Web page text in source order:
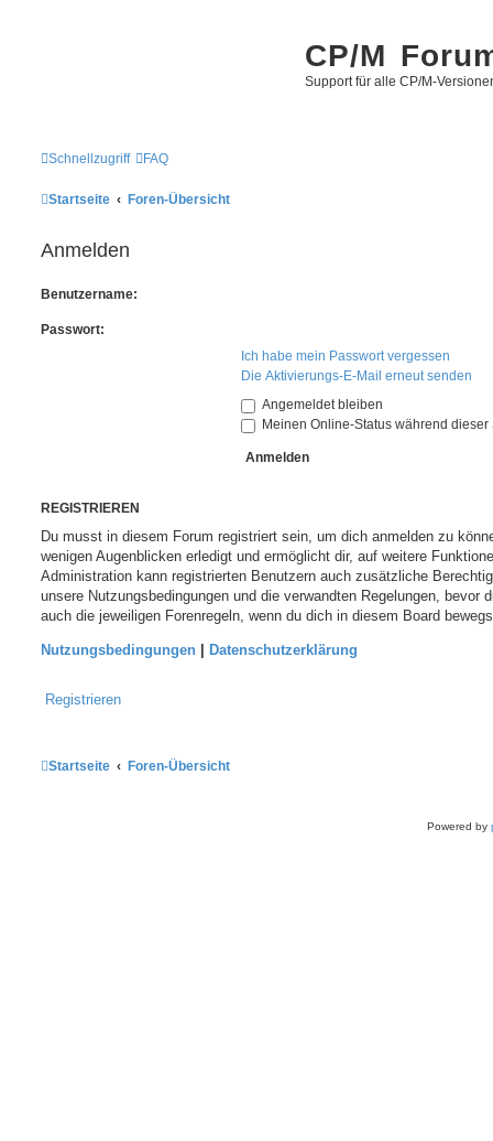
CP/M
Support für alle CP/M-
Schnellzugriff FAQ
Startseite Foren-Übersicht
Anmelden
Benutzername:
Passwort:
Ich habe mein Passwort vergessen
Die Aktivierungs-E-Mail erneut senden
Angemeldet bleiben
Meinen Online-Status während
REGISTRIEREN
Du musst in diesem Forum registriert sein, um dich anmelden zu
wenigen Augenblicken erledigt und ermöglicht dir, auf weitere
Administration kann registrierten Benutzern auch zusätzliche
unsere Nutzungsbedingungen und die verwandten Regelungen, bevor
auch die jeweiligen Forenregeln, wenn du dich in diesem Board
Nutzungsbedingungen Datenschutzerklärung
Registrieren
Startseite Foren-Übersicht
Powered by